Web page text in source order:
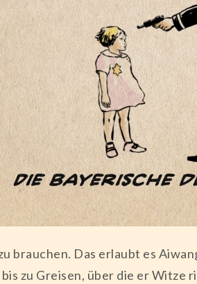
brauchen. Das erlaubt es
zu Greisen, über die er